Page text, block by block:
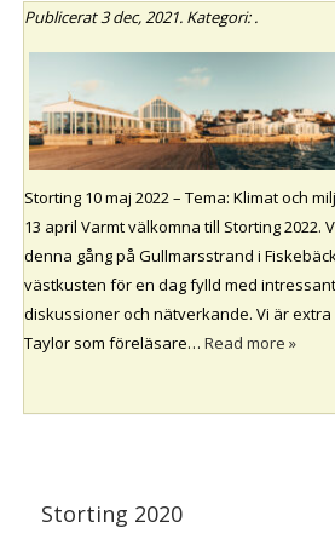
Publicerat3 dec, 2021. Kategori: .
Storting 10 maj 2022 – Tema: Klimat och
13 april Varmt välkomna till Storting 2022.
denna gång på Gullmarsstrand i
västkusten för en dag fylld med
diskussioner och nätverkande. Vi är
Taylor som föreläsare…Read more »
Storting 2020